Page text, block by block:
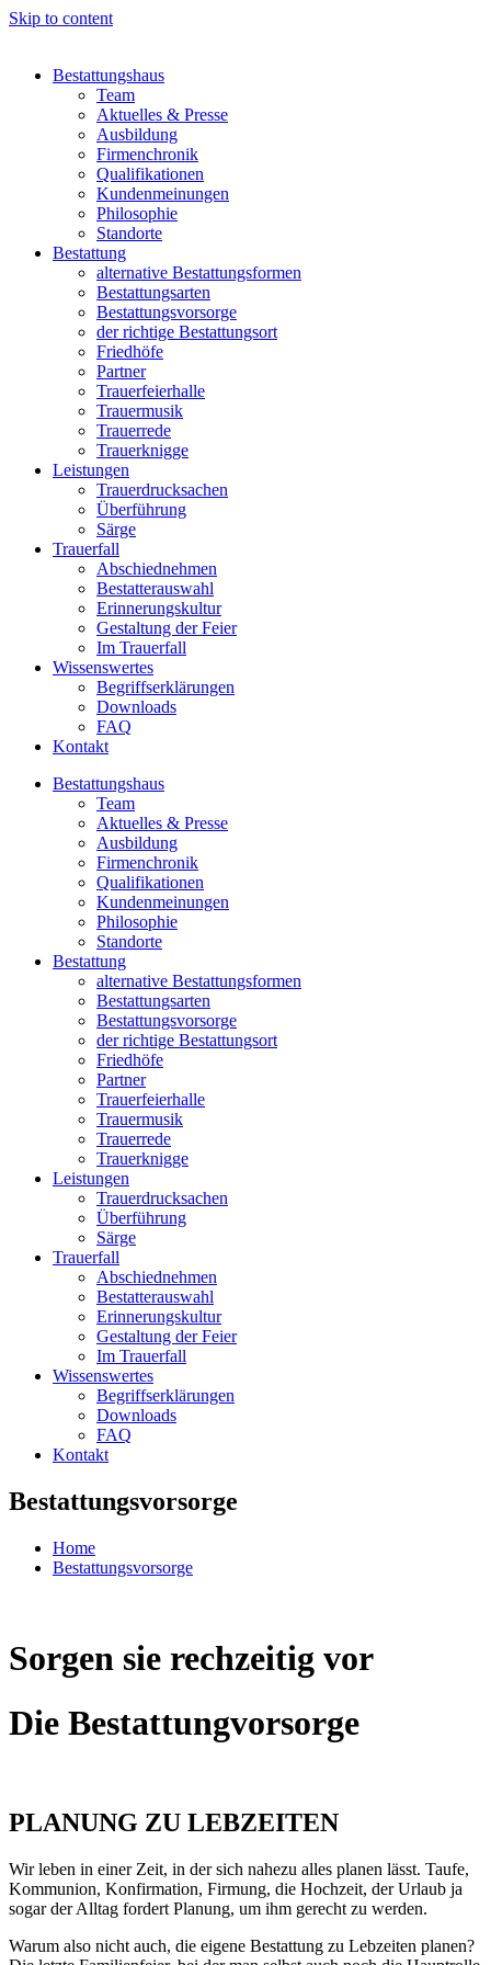
Skip to content
Bestattungshaus
Team
Aktuelles & Presse
Ausbildung
Firmenchronik
Qualifikationen
Kundenmeinungen
Philosophie
Standorte
Bestattung
alternative Bestattungsformen
Bestattungsarten
Bestattungsvorsorge
der richtige Bestattungsort
Friedhöfe
Partner
Trauerfeierhalle
Trauermusik
Trauerrede
Trauerknigge
Leistungen
Trauerdrucksachen
Überführung
Särge
Trauerfall
Abschiednehmen
Bestatterauswahl
Erinnerungskultur
Gestaltung der Feier
Im Trauerfall
Wissenswertes
Begriffserklärungen
Downloads
FAQ
Kontakt
Bestattungshaus
Team
Aktuelles & Presse
Ausbildung
Firmenchronik
Qualifikationen
Kundenmeinungen
Philosophie
Standorte
Bestattung
alternative Bestattungsformen
Bestattungsarten
Bestattungsvorsorge
der richtige Bestattungsort
Friedhöfe
Partner
Trauerfeierhalle
Trauermusik
Trauerrede
Trauerknigge
Leistungen
Trauerdrucksachen
Überführung
Särge
Trauerfall
Abschiednehmen
Bestatterauswahl
Erinnerungskultur
Gestaltung der Feier
Im Trauerfall
Wissenswertes
Begriffserklärungen
Downloads
FAQ
Kontakt
Bestattungsvorsorge
Home
Bestattungsvorsorge
Sorgen sie rechzeitig vor
Die Bestattungvorsorge
PLANUNG ZU LEBZEITEN
Wir leben in einer Zeit, in der sich nahezu alles planen lässt. Taufe,
Kommunion, Konfirmation, Firmung, die Hochzeit, der Urlaub ja
sogar der Alltag fordert Planung, um ihm gerecht zu werden.
Warum also nicht auch, die eigene Bestattung zu Lebzeiten planen?